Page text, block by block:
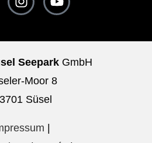
SeeparkGmbH
Moor 8
Süsel
|